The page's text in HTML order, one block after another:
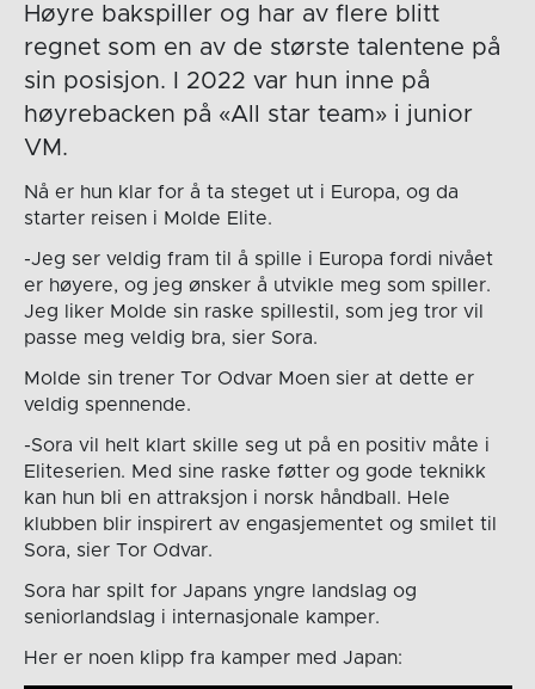
Høyre bakspiller og har av flere blitt
regnet som en av de største talentene på
sin posisjon. I 2022 var hun inne på
høyrebacken på «All star team» i junior
VM.
Nå er hun klar for å ta steget ut i Europa, og da
starter reisen i Molde Elite.
-Jeg ser veldig fram til å spille i Europa fordi nivået
er høyere, og jeg ønsker å utvikle meg som spiller.
Jeg liker Molde sin raske spillestil, som jeg tror vil
passe meg veldig bra, sier Sora.
Molde sin trener Tor Odvar Moen sier at dette er
veldig spennende.
-Sora vil helt klart skille seg ut på en positiv måte i
Eliteserien. Med sine raske føtter og gode teknikk
kan hun bli en attraksjon i norsk håndball. Hele
klubben blir inspirert av engasjementet og smilet til
Sora, sier Tor Odvar.
Sora har spilt for Japans yngre landslag og
seniorlandslag i internasjonale kamper.
Her er noen klipp fra kamper med Japan: